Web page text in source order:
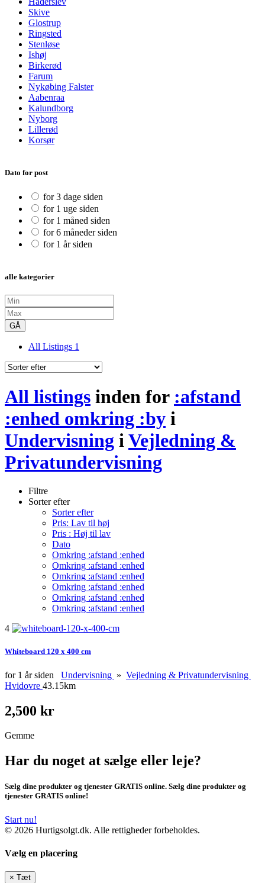
Skive
Glostrup
Ringsted
Stenløse
Ishøj
Birkerød
Farum
Nykøbing Falster
Aabenraa
Kalundborg
Nyborg
Lillerød
Korsør
Dato for post
for 3 dage siden
for 1 uge siden
for 1 måned siden
for 6 måneder siden
for 1 år siden
alle kategorier
GÅ
All Listings 1
All listings inden for :afstand
:enhed omkring :by i
Undervisning i Vejledning &
Privatundervisning
Filtre
Sorter efter
Sorter efter
Pris: Lav til høj
Pris : Høj til lav
Dato
Omkring :afstand :enhed
Omkring :afstand :enhed
Omkring :afstand :enhed
Omkring :afstand :enhed
Omkring :afstand :enhed
Omkring :afstand :enhed
4
Whiteboard 120 x 400 cm
for 1 år siden Undervisning » Vejledning & Privatundervisning
Hvidovre 43.15km
2,500 kr
Gemme
Har du noget at sælge eller leje?
Sælg dine produkter og tjenester GRATIS online. Sælg dine produkter og
tjenester GRATIS online!
Start nu!
© 2026 Hurtigsolgt.dk. Alle rettigheder forbeholdes.
Vælg en placering
× Tæt